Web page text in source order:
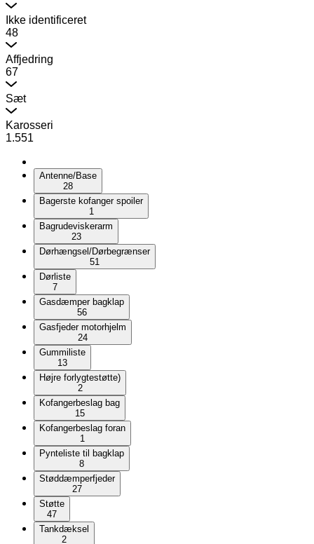
Ikke identificeret
48
Affjedring
67
Sæt
Karosseri
1.551
Antenne/Base
28
Bagerste kofanger spoiler
1
Bagrudeviskerarm
23
Dørhængsel/Dørbegrænser
51
Dørliste
7
Gasdæmper bagklap
56
Gasfjeder motorhjelm
24
Gummiliste
13
Højre forlygtestøtte)
2
Kofangerbeslag bag
15
Kofangerbeslag foran
1
Pynteliste til bagklap
8
Støddæmperfjeder
27
Støtte
47
Tankdæksel
2